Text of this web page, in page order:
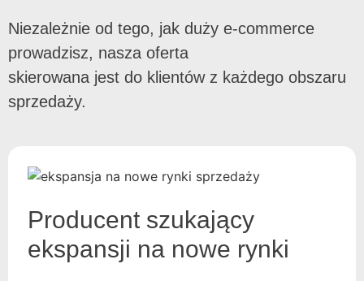
Niezależnie od tego, jak duży e-commerce
prowadzisz, nasza oferta
skierowana jest do klientów z każdego obszaru
sprzedaży.
Producent szukający
ekspansji na nowe rynki